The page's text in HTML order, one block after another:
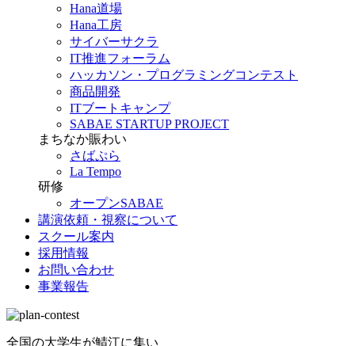
Hana道場
Hana工房
サイバーサクラ
IT推進フォーラム
ハッカソン・プログラミングコンテスト
商品開発
ITブートキャンプ
SABAE STARTUP PROJECT
まちなか賑わい
さばぷら
La Tempo
研修
オープンSABAE
講演依頼・視察について
スクール案内
採用情報
お問い合わせ
事業報告
全国の大学生が鯖江に集い